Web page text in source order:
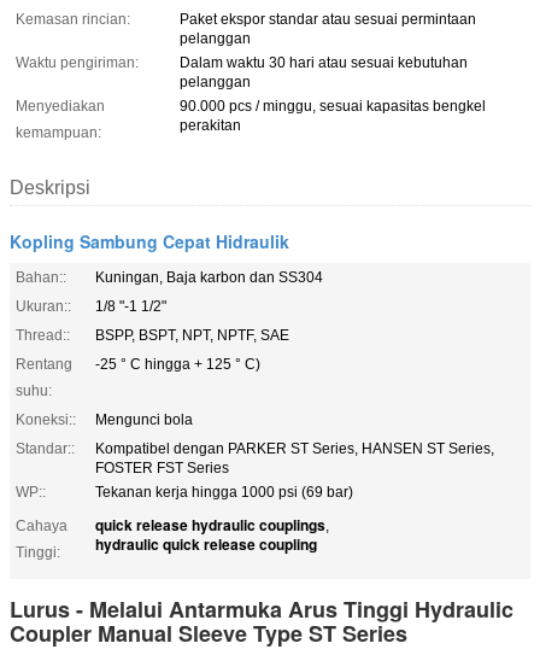
Kemasan rincian:
Paket ekspor standar atau sesuai permintaan
pelanggan
Waktu pengiriman:
Dalam waktu 30 hari atau sesuai kebutuhan
pelanggan
Menyediakan
kemampuan:
90.000 pcs / minggu, sesuai kapasitas bengkel
perakitan
Deskripsi
Kopling Sambung Cepat Hidraulik
Bahan::
Kuningan, Baja karbon dan SS304
Ukuran::
1/8 "-1 1/2"
Thread::
BSPP, BSPT, NPT, NPTF, SAE
Rentang
suhu:
-25 ° C hingga + 125 ° C)
Koneksi::
Mengunci bola
Standar::
Kompatibel dengan PARKER ST Series, HANSEN ST Series,
FOSTER FST Series
WP::
Tekanan kerja hingga 1000 psi (69 bar)
Cahaya
Tinggi:
quick release hydraulic couplings,
hydraulic quick release coupling
Lurus - Melalui Antarmuka Arus Tinggi Hydraulic
Coupler Manual Sleeve Type ST Series